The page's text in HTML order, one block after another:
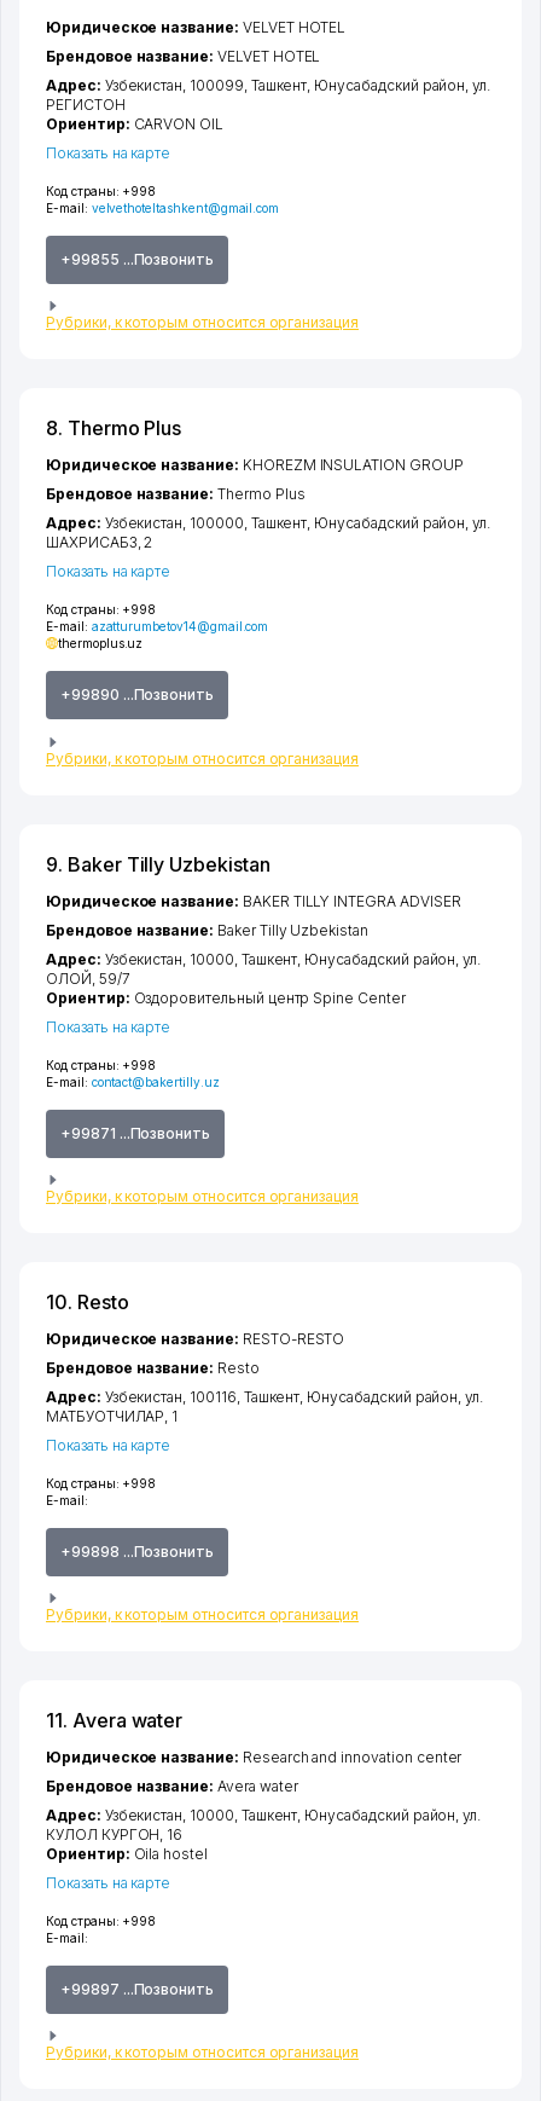
Код страны: +998
E-mail: velvethoteltashkent@gmail.com
+99855 ...Позвонить
Рубрики, к которым относится организация
Юридическое название: VELVET HOTEL
Брендовое название: VELVET HOTEL
Адрес: Узбекистан, 100099, Ташкент, Юнусабадский район,ул.
РЕГИСТОН
Ориентир: CARVON OIL
Показать на карте
8. Thermo Plus
Код страны: +998
E-mail: azatturumbetov14@gmail.com
thermoplus.uz
+99890 ...Позвонить
Рубрики, к которым относится организация
Юридическое название: KHOREZM INSULATION GROUP
Брендовое название: Thermo Plus
Адрес: Узбекистан, 100000, Ташкент, Юнусабадский район,ул.
ШАХРИСАБЗ, 2
Показать на карте
9. Baker Tilly Uzbekistan
Код страны: +998
E-mail: contact@bakertilly.uz
+99871 ...Позвонить
Рубрики, к которым относится организация
Юридическое название: BAKER TILLY INTEGRA ADVISER
Брендовое название: Baker Tilly Uzbekistan
Адрес: Узбекистан, 10000, Ташкент Юнусабадский район ,ул.
ОЛОЙ , 59/7
Ориентир: Оздоровительный центр Spine Center
Показать на карте
10. Resto
Код страны: +998
E-mail:
+99898 ...Позвонить
Рубрики, к которым относится организация
Юридическое название: RESTO-RESTO
Брендовое название: Resto
Адрес: Узбекистан, 100116, Ташкент Юнусабадский район ,ул.
МАТБУОТЧИЛАР , 1
Показать на карте
11. Avera water
Код страны: +998
E-mail:
+99897 ...Позвонить
Рубрики, к которым относится организация
Юридическое название: Research and innovation center
Брендовое название: Avera water
Адрес: Узбекистан, 10000, Ташкент, Юнусабадский район,ул.
КУЛОЛ КУРГОН, 16
Ориентир: Oila hostel
Показать на карте